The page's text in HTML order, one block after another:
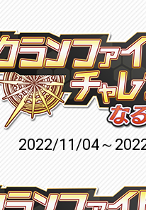
2022/11/04～